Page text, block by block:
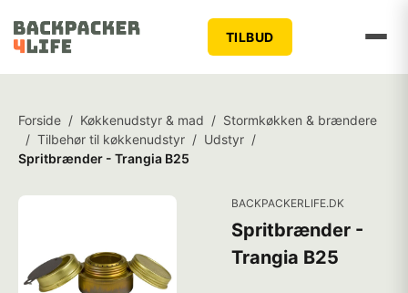
TILBUD
Forside / Køkkenudstyr & mad / Stormkøkken & brændere
/ Tilbehør til køkkenudstyr / Udstyr /
Spritbrænder - Trangia B25
BACKPACKERLIFE.DK
Spritbrænder -
Trangia B25